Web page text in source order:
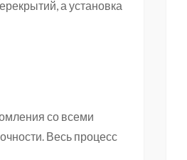
а установка
со всеми
Весь процесс